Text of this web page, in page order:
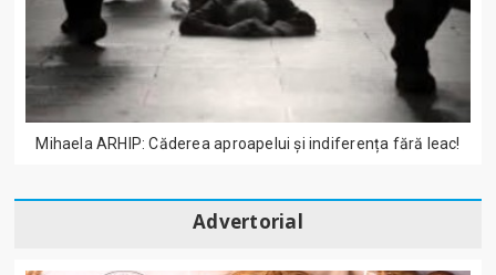
Mihaela ARHIP: Căderea aproapelui și indiferența fără leac!
Advertorial